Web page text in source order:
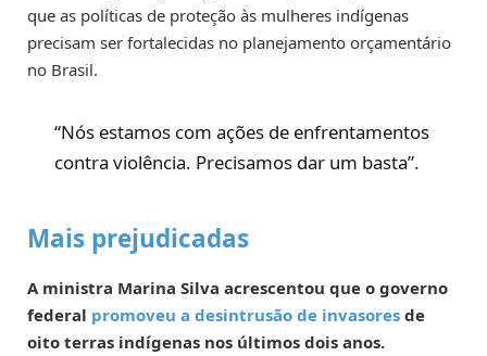
que as políticas de proteção às mulheres indígenas
precisam ser fortalecidas no planejamento orçamentário
no Brasil.
“Nós estamos com ações de enfrentamentos
contra violência. Precisamos dar um basta”.
Mais prejudicadas
A ministra Marina Silva acrescentou que o governo
federal promoveu a desintrusão de invasores de
oito terras indígenas nos últimos dois anos.